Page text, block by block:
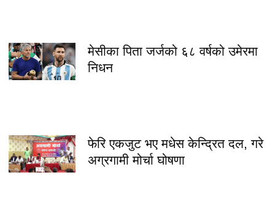
मेसीका पिता जर्जको ६८ वर्षको उमेरमा
निधन
फेरि एकजुट भए मधेस केन्द्रित दल, गरे
अग्रगामी मोर्चा घोषणा